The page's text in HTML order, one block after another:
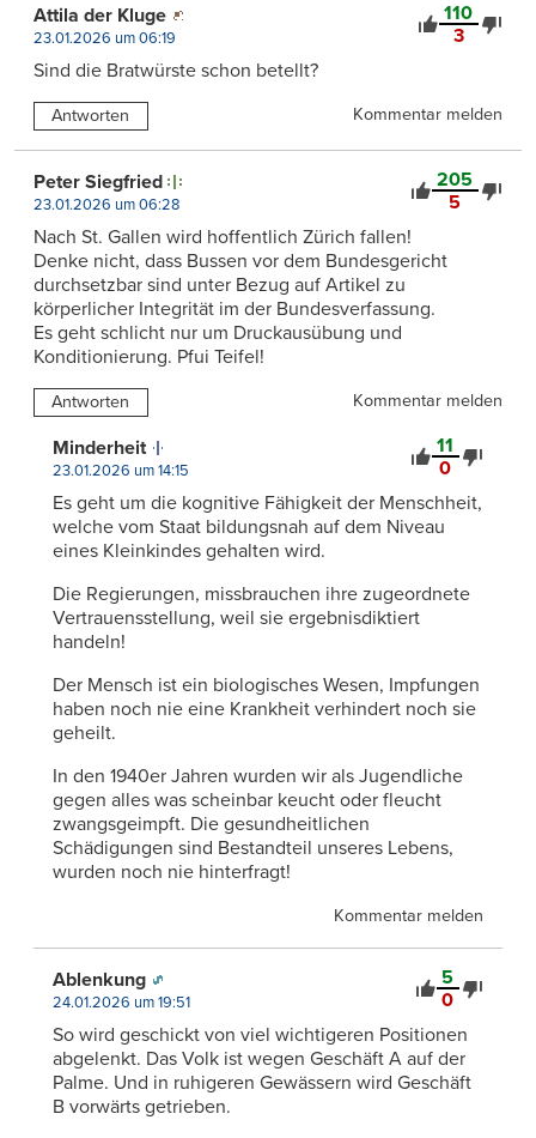
110
3
Attila der Kluge
23.01.2026 um 06:19
Sind die Bratwürste schon betellt?
Antworten Kommentar melden
205
5
Peter Siegfried
23.01.2026 um 06:28
Nach St. Gallen wird hoffentlich Zürich fallen!
Denke nicht, dass Bussen vor dem Bundesgericht
durchsetzbar sind unter Bezug auf Artikel zu
körperlicher Integrität im der Bundesverfassung.
Es geht schlicht nur um Druckausübung und
Konditionierung. Pfui Teifel!
Antworten Kommentar melden
11
0
Minderheit
23.01.2026 um 14:15
Es geht um die kognitive Fähigkeit der Menschheit,
welche vom Staat bildungsnah auf dem Niveau
eines Kleinkindes gehalten wird.
Die Regierungen, missbrauchen ihre zugeordnete
Vertrauensstellung, weil sie ergebnisdiktiert
handeln!
Der Mensch ist ein biologisches Wesen, Impfungen
haben noch nie eine Krankheit verhindert noch sie
geheilt.
In den 1940er Jahren wurden wir als Jugendliche
gegen alles was scheinbar keucht oder fleucht
zwangsgeimpft. Die gesundheitlichen
Schädigungen sind Bestandteil unseres Lebens,
wurden noch nie hinterfragt!
Kommentar melden
5
0
Ablenkung
24.01.2026 um 19:51
So wird geschickt von viel wichtigeren Positionen
abgelenkt. Das Volk ist wegen Geschäft A auf der
Palme. Und in ruhigeren Gewässern wird Geschäft
B vorwärts getrieben.